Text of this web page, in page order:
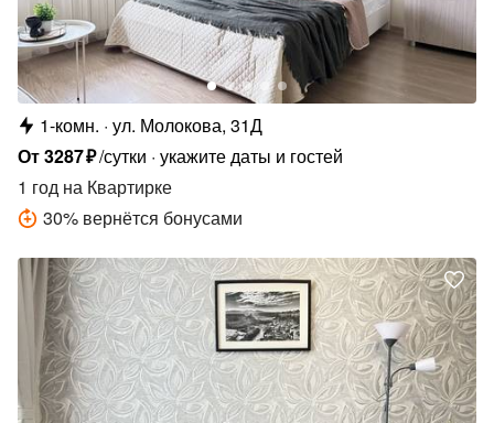
1-комн. ул. Молокова, 31Д
От3287₽/сутки укажите даты и гостей
1 год на Квартирке
30% вернётся бонусами